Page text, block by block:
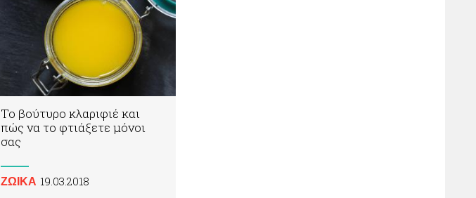
Το βούτυρο κλαριφιέ και
πώς να το φτιάξετε μόνοι
σας
ΖΩΙΚA 19.03.2018